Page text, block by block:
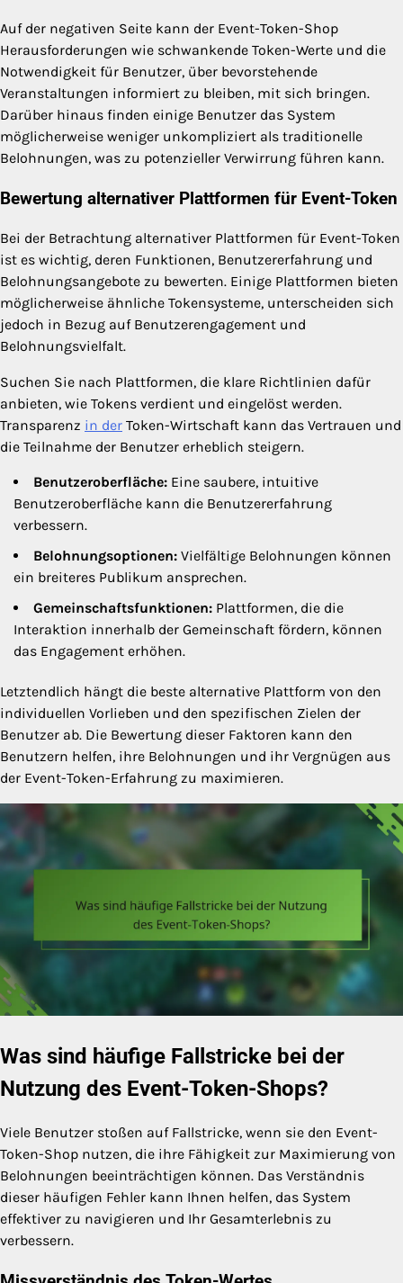
Auf der negativen Seite kann der Event-Token-Shop
Herausforderungen wie schwankende Token-Werte und die
Notwendigkeit für Benutzer, über bevorstehende
Veranstaltungen informiert zu bleiben, mit sich bringen.
Darüber hinaus finden einige Benutzer das System
möglicherweise weniger unkompliziert als traditionelle
Belohnungen, was zu potenzieller Verwirrung führen kann.
Bewertung alternativer Plattformen für Event-Token
Bei der Betrachtung alternativer Plattformen für Event-Token
ist es wichtig, deren Funktionen, Benutzererfahrung und
Belohnungsangebote zu bewerten. Einige Plattformen bieten
möglicherweise ähnliche Tokensysteme, unterscheiden sich
jedoch in Bezug auf Benutzerengagement und
Belohnungsvielfalt.
Suchen Sie nach Plattformen, die klare Richtlinien dafür
anbieten, wie Tokens verdient und eingelöst werden.
Transparenz in der Token-Wirtschaft kann das Vertrauen und
die Teilnahme der Benutzer erheblich steigern.
Benutzeroberfläche: Eine saubere, intuitive
Benutzeroberfläche kann die Benutzererfahrung
verbessern.
Belohnungsoptionen: Vielfältige Belohnungen können
ein breiteres Publikum ansprechen.
Gemeinschaftsfunktionen: Plattformen, die die
Interaktion innerhalb der Gemeinschaft fördern, können
das Engagement erhöhen.
Letztendlich hängt die beste alternative Plattform von den
individuellen Vorlieben und den spezifischen Zielen der
Benutzer ab. Die Bewertung dieser Faktoren kann den
Benutzern helfen, ihre Belohnungen und ihr Vergnügen aus
der Event-Token-Erfahrung zu maximieren.
Was sind häufige Fallstricke bei der
Nutzung des Event-Token-Shops?
Viele Benutzer stoßen auf Fallstricke, wenn sie den Event-
Token-Shop nutzen, die ihre Fähigkeit zur Maximierung von
Belohnungen beeinträchtigen können. Das Verständnis
dieser häufigen Fehler kann Ihnen helfen, das System
effektiver zu navigieren und Ihr Gesamterlebnis zu
verbessern.